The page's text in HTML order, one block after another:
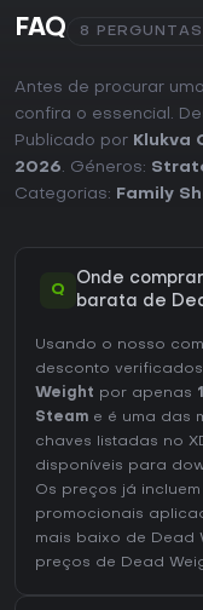
FAQ 8 PERGUNTAS
Antes de procurar uma
confira o essencial.
Publicado por Klukva
2026. Géneros:
Categorias:
Family
Q
Onde
barata de
Usando o nosso
desconto
Weight por apenas
Steam e é uma das
chaves listadas no
disponíveis para
Os preços já
promocionais
mais baixo de Dead
preços de Dead